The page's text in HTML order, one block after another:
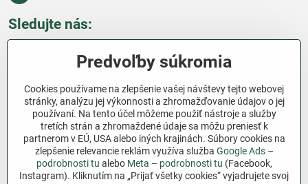
Sledujte nás:
Všetko o nákupe
Ďakujeme za podporu
Sme slovenský e-shop bez dotácií​. Fungujeme len
vďaka vám – ľuďom, ktorí veria v poctivú prácu a
lásku k pôde​. Každý nákup na Jutro​.sk nám pomáha
Predvoľby súkromia
Cookies používame na zlepšenie vašej návštevy tejto webovej
stránky, analýzu jej výkonnosti a zhromažďovanie údajov o jej
používaní. Na tento účel môžeme použiť nástroje a služby
tretích strán a zhromaždené údaje sa môžu preniesť k
partnerom v EÚ, USA alebo iných krajinách. Súbory cookies na
zlepšenie relevancie reklám využíva služba Google Ads –
podrobnosti tu alebo Meta – podrobnosti tu (Facebook,
Instagram). Kliknutím na „Prijať všetky cookies“ vyjadrujete svoj